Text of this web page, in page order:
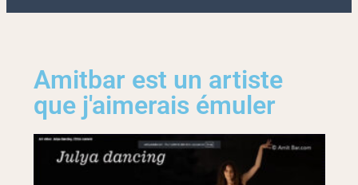
Amitbar est un artiste
que j'aimerais émuler